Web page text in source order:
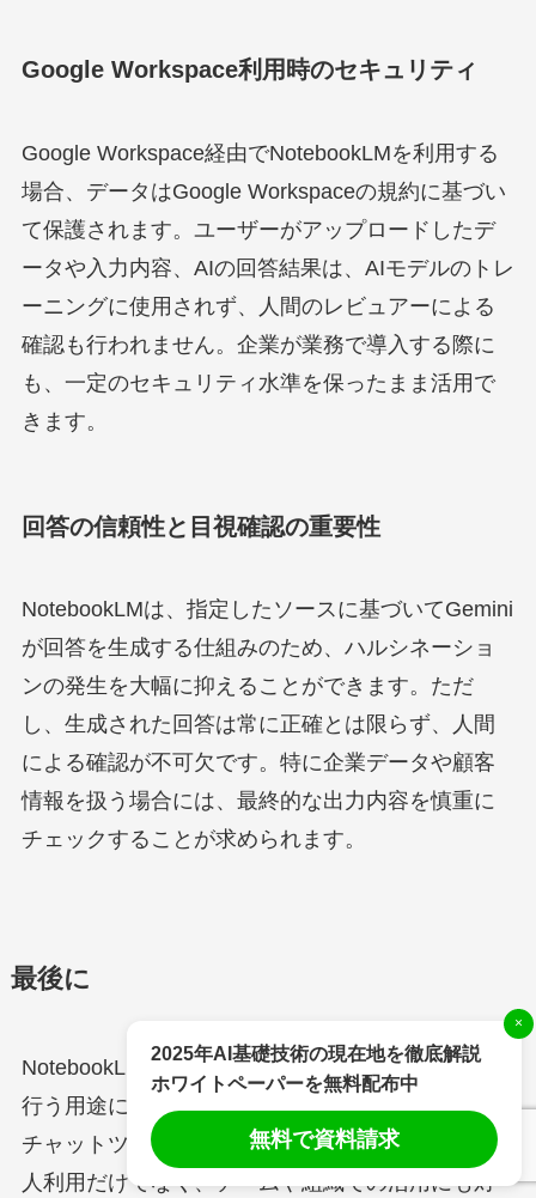
Google Workspace利用時のセキュリティ
Google Workspace経由でNotebookLMを利用する
場合、データはGoogle Workspaceの規約に基づい
て保護されます。ユーザーがアップロードしたデ
ータや入力内容、AIの回答結果は、AIモデルのトレ
ーニングに使用されず、人間のレビュアーによる
確認も行われません。企業が業務で導入する際に
も、一定のセキュリティ水準を保ったまま活用で
きます。
回答の信頼性と目視確認の重要性
NotebookLMは、指定したソースに基づいてGemini
が回答を生成する仕組みのため、ハルシネーショ
ンの発生を大幅に抑えることができます。ただ
し、生成された回答は常に正確とは限らず、人間
による確認が不可欠です。特に企業データや顧客
情報を扱う場合には、最終的な出力内容を慎重に
チェックすることが求められます。
最後に
NotebookLMは、ドキュメントの要点抽出や分析を
行う用途に特化した生成AIツールとして、既存のAI
チャットツールとは異なる強みを発揮します。個
人利用だけでなく、チームや組織での活用にも対
2025年AI基礎技術の現在地を徹底解説
ホワイトペーパーを無料配布中
無料で資料請求
×